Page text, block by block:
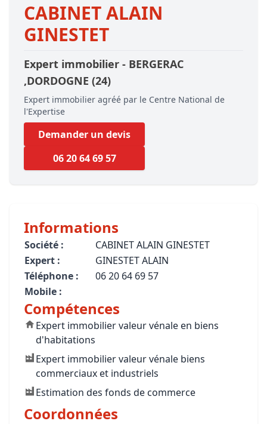
CABINET ALAIN
GINESTET
Expert immobilier - BERGERAC
,DORDOGNE (24)
Expert immobilier agréé par le Centre National de
l'Expertise
Demander un devis
06 20 64 69 57
Informations
Société :
CABINET ALAIN GINESTET
Expert :
GINESTET ALAIN
Téléphone :
06 20 64 69 57
Mobile :
Compétences
Expert immobilier valeur vénale en biens
d'habitations
Expert immobilier valeur vénale biens
commerciaux et industriels
Estimation des fonds de commerce
Coordonnées